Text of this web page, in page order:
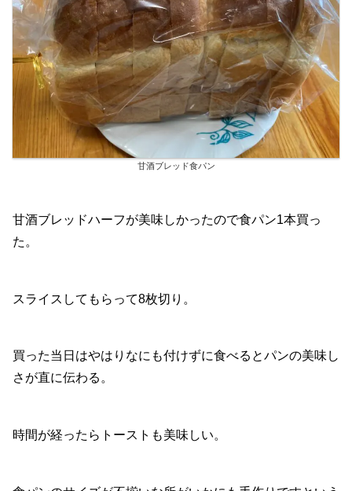
甘酒ブレッド食パン
甘酒ブレッドハーフが美味しかったので食パン1本買っ
た。
スライスしてもらって8枚切り。
買った当日はやはりなにも付けずに食べるとパンの美味し
さが直に伝わる。
時間が経ったらトーストも美味しい。